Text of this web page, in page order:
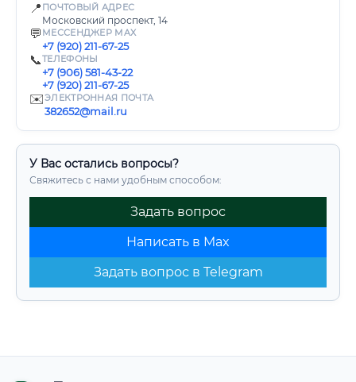
📍 ПОЧТОВЫЙ АДРЕС
Московский проспект, 14
💬 МЕССЕНДЖЕР MAX
+7 (920) 211-67-25
📞ТЕЛЕФОНЫ
+7 (906) 581-43-22
+7 (920) 211-67-25
✉️ЭЛЕКТРОННАЯ ПОЧТА
382652@mail.ru
У Вас остались вопросы?
Свяжитесь с нами удобным способом:
Задать вопрос
Написать в Max
Задать вопрос в Telegram